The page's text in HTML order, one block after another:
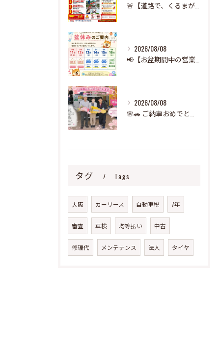
2026/08/08
2026/08/08
タグ Tags
大阪 カーリース 自動車税 7年
審査 車検 均等払い 中古
修理代 メンテナンス 法人 タイヤ